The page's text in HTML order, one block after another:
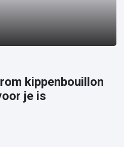
kippenbouillon
je is